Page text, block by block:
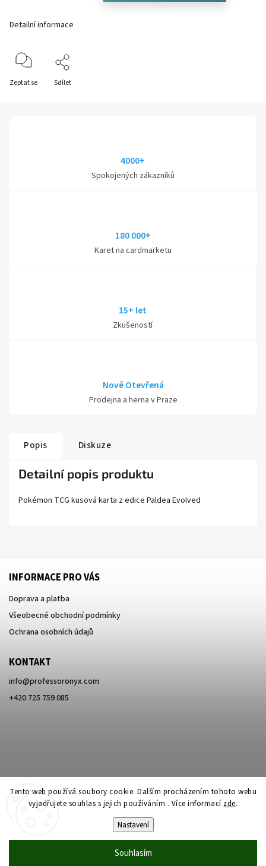
Tento web používá soubory cookie. Dalším procházením tohoto webu
vyjadřujete souhlas s jejich používáním.. Více informací zde.
Nastavení
Souhlasím
Detailní informace
Zeptat se Sdílet
4000+
Spokojených zákazníků
180 000+
Karet na cardmarketu
15+ let
Zkušeností
Nově Otevřená
Prodejna a herna v Praze
Popis Diskuze
Detailní popis produktu
Pokémon TCG kusová karta z edice Paldea Evolved
INFORMACE PRO VÁS
Doprava a platba
Všeobecné obchodní podmínky
Ochrana osobních údajů
KONTAKT
info@professoronyx.com
+420 725 759 085
Professor Onyx. Všechna práva vyhrazena.